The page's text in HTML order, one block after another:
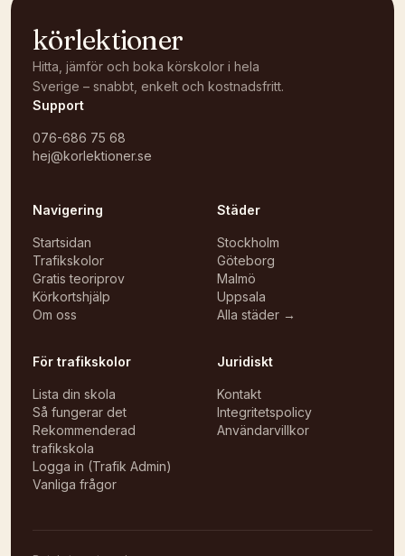
körlektioner
Hitta, jämför och boka körskolor i hela
Sverige – snabbt, enkelt och kostnadsfritt.
Support
076-686 75 68
hej@korlektioner.se
Navigering
Startsidan
Trafikskolor
Gratis teoriprov
Körkortshjälp
Om oss
Städer
Stockholm
Göteborg
Malmö
Uppsala
Alla städer →
För trafikskolor
Lista din skola
Så fungerar det
Rekommenderad
trafikskola
Logga in (Trafik Admin)
Vanliga frågor
Juridiskt
Kontakt
Integritetspolicy
Användarvillkor